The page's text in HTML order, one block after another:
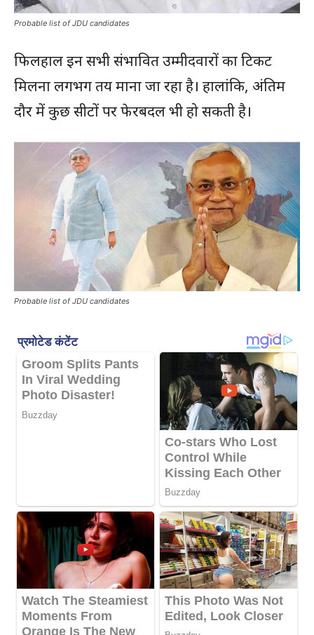
Probable list of JDU candidates
फिलहाल इन सभी संभावित उम्मीदवारों का टिकट
मिलना लगभग तय माना जा रहा है। हालांकि, अंतिम
दौर में कुछ सीटों पर फेरबदल भी हो सकती है।
Probable list of JDU candidates